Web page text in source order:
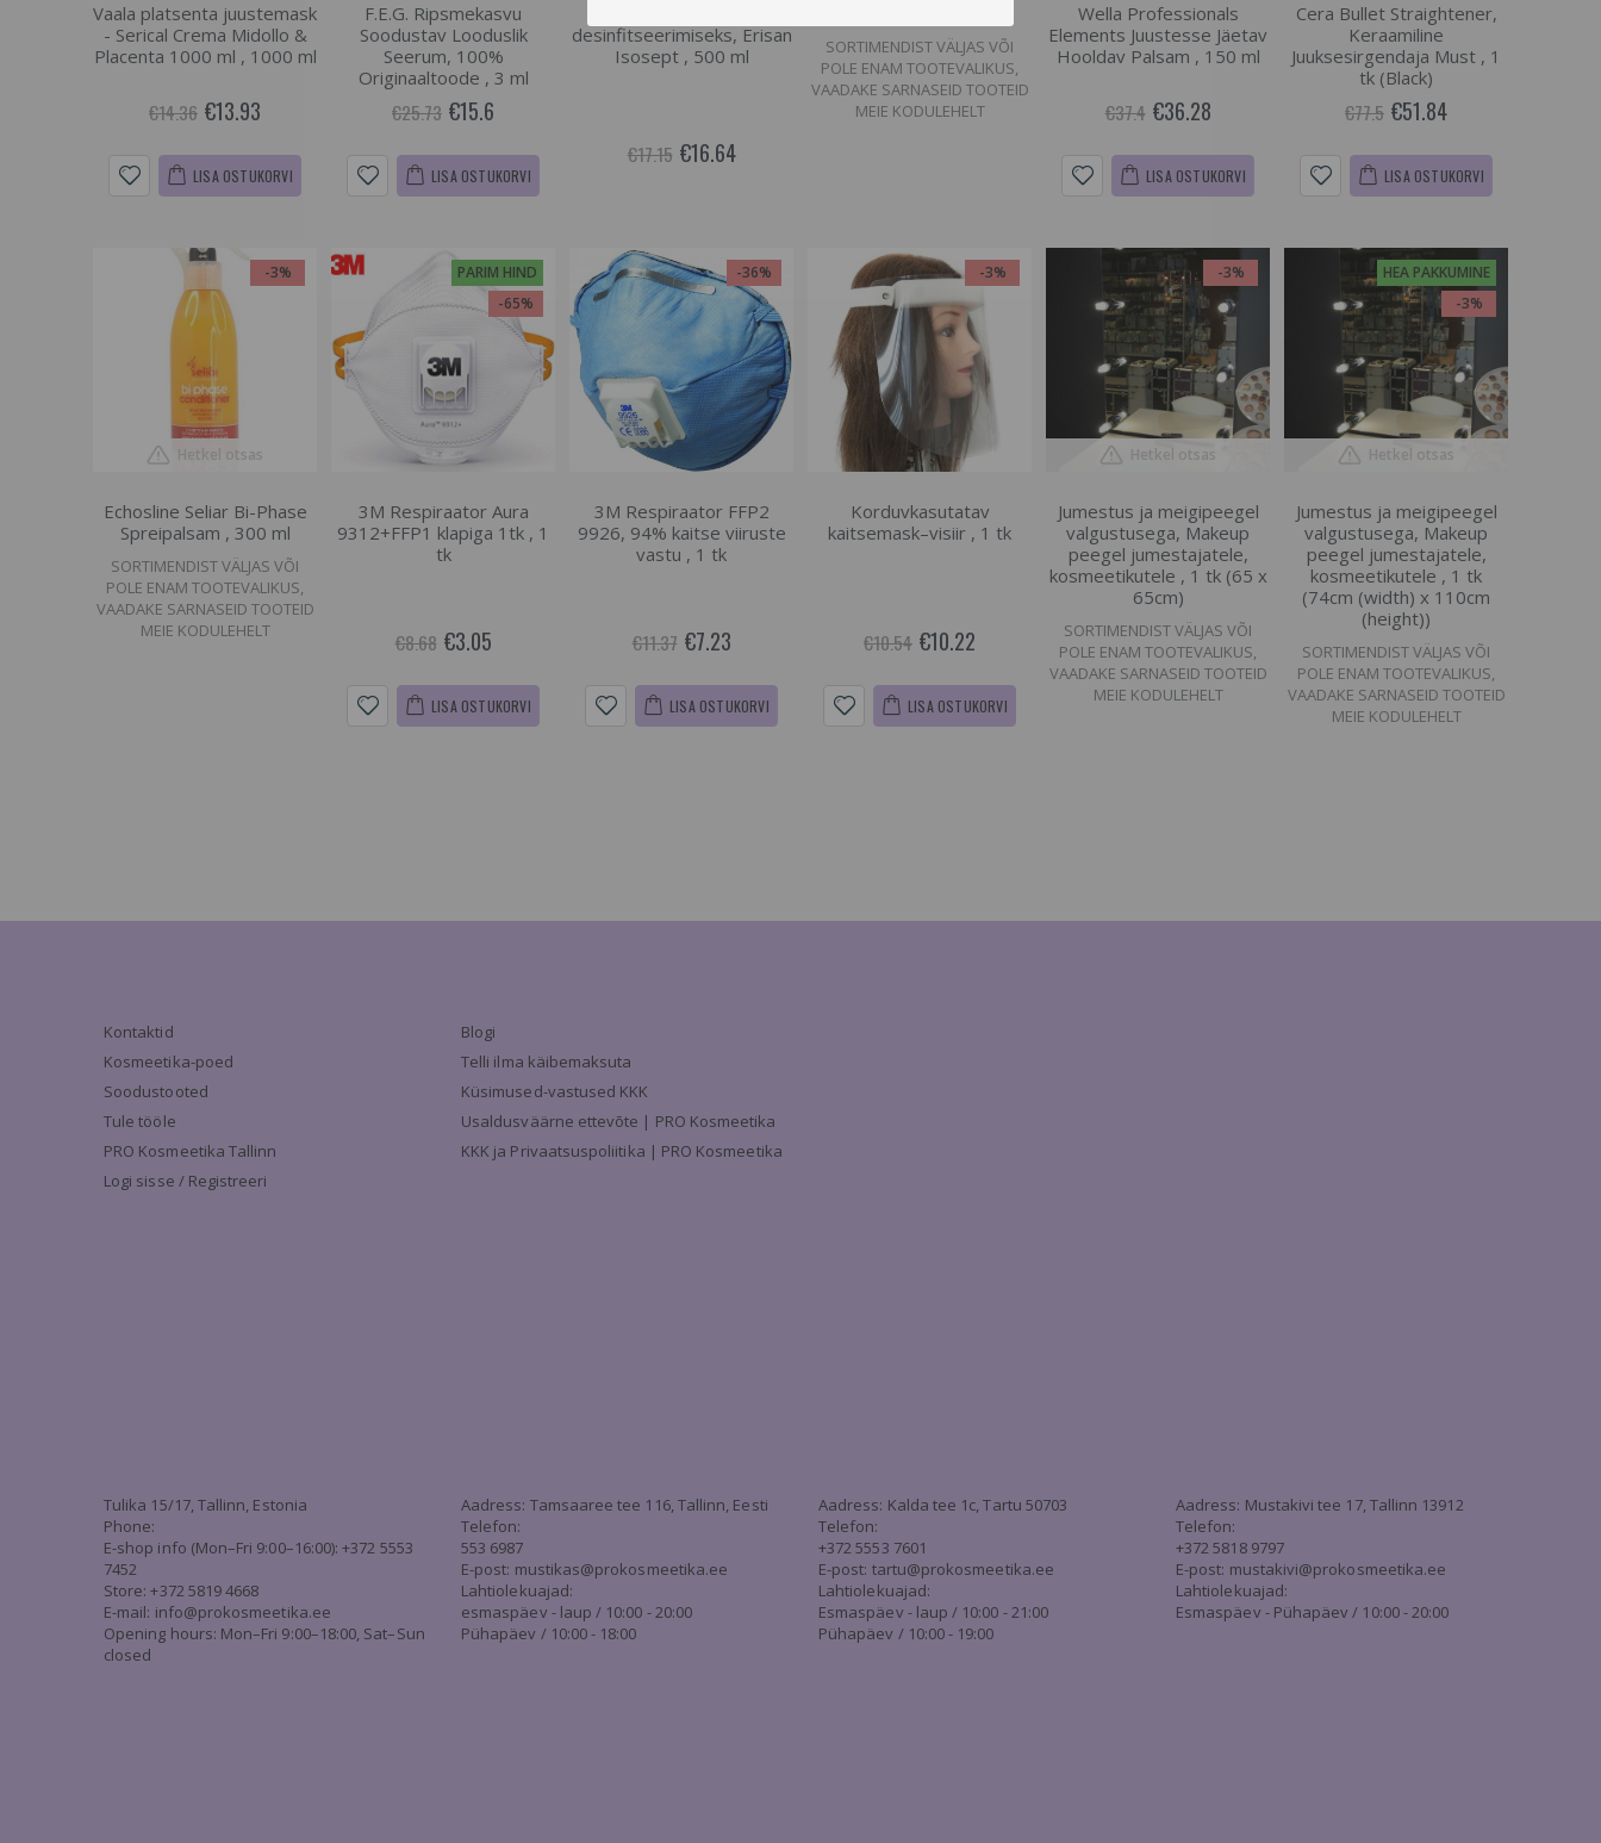
Vaala platsenta juustemask
- Serical Crema Midollo &
Placenta 1000 ml , 1000 ml
€14.36 €13.93
LISA OSTUKORVI
F.E.G. Ripsmekasvu
Soodustav Looduslik
Seerum, 100%
Originaaltoode , 3 ml
€25.73 €15.6
LISA OSTUKORVI
desinfitseerimiseks, Erisan
Isosept , 500 ml
€17.15 €16.64
SORTIMENDIST VÄLJAS VÕI
POLE ENAM TOOTEVALIKUS,
VAADAKE SARNASEID TOOTEID
MEIE KODULEHELT
Wella Professionals
Elements Juustesse Jäetav
Hooldav Palsam , 150 ml
€37.4 €36.28
LISA OSTUKORVI
Cera Bullet Straightener,
Keraamiline
Juuksesirgendaja Must , 1
tk (Black)
€77.5 €51.84
LISA OSTUKORVI
-3%
Hetkel otsas
Echosline Seliar Bi-Phase
Spreipalsam , 300 ml
SORTIMENDIST VÄLJAS VÕI
POLE ENAM TOOTEVALIKUS,
VAADAKE SARNASEID TOOTEID
MEIE KODULEHELT
PARIM HIND
-65%
3M Respiraator Aura
9312+FFP1 klapiga 1tk , 1
tk
€8.68 €3.05
LISA OSTUKORVI
-36%
3M Respiraator FFP2
9926, 94% kaitse viiruste
vastu , 1 tk
€11.37 €7.23
LISA OSTUKORVI
-3%
Korduvkasutatav
kaitsemask–visiir , 1 tk
€10.54 €10.22
LISA OSTUKORVI
-3%
Hetkel otsas
Jumestus ja meigipeegel
valgustusega, Makeup
peegel jumestajatele,
kosmeetikutele , 1 tk (65 x
65cm)
SORTIMENDIST VÄLJAS VÕI
POLE ENAM TOOTEVALIKUS,
VAADAKE SARNASEID TOOTEID
MEIE KODULEHELT
HEA PAKKUMINE
-3%
Hetkel otsas
Jumestus ja meigipeegel
valgustusega, Makeup
peegel jumestajatele,
kosmeetikutele , 1 tk
(74cm (width) x 110cm
(height))
SORTIMENDIST VÄLJAS VÕI
POLE ENAM TOOTEVALIKUS,
VAADAKE SARNASEID TOOTEID
MEIE KODULEHELT
Kontaktid
Kosmeetika-poed
Soodustooted
Tule tööle
PRO Kosmeetika Tallinn
Logi sisse / Registreeri
Blogi
Telli ilma käibemaksuta
Küsimused-vastused KKK
Usaldusväärne ettevõte | PRO Kosmeetika
KKK ja Privaatsuspoliitika | PRO Kosmeetika
Tulika 15/17, Tallinn, Estonia
Phone:
E-shop info (Mon–Fri 9:00–16:00): +372 5553
7452
Store: +372 5819 4668
E-mail: info@prokosmeetika.ee
Opening hours: Mon–Fri 9:00–18:00, Sat–Sun
closed
Aadress: Tamsaaree tee 116, Tallinn, Eesti
Telefon:
553 6987
E-post: mustikas@prokosmeetika.ee
Lahtiolekuajad:
esmaspäev - laup / 10:00 - 20:00
Pühapäev / 10:00 - 18:00
Aadress: Kalda tee 1c, Tartu 50703
Telefon:
+372 5553 7601
E-post: tartu@prokosmeetika.ee
Lahtiolekuajad:
Esmaspäev - laup / 10:00 - 21:00
Pühapäev / 10:00 - 19:00
Aadress: Mustakivi tee 17, Tallinn 13912
Telefon:
+372 5818 9797
E-post: mustakivi@prokosmeetika.ee
Lahtiolekuajad:
Esmaspäev - Pühapäev / 10:00 - 20:00